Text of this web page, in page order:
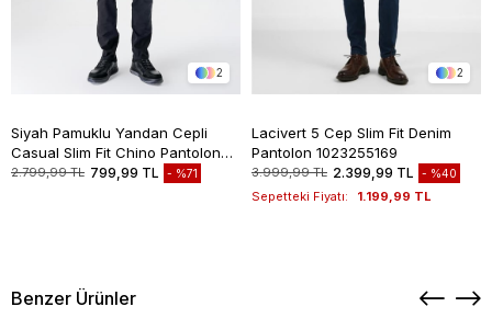
2
Siyah Pamuklu Yandan Cepli
Casual Slim Fit Chino Pantolon
1003235117
2.799,99 TL 799,99 TL %71
2
Lacivert 5 Cep Slim Fit Denim
Pantolon 1023255169
3.999,99 TL 2.399,99 TL %40
Sepetteki Fiyatı: 1.199,99 TL
Benzer Ürünler